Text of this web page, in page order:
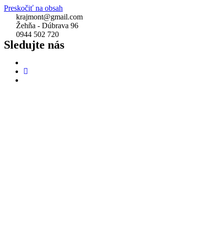
Preskočiť na obsah
krajmont@gmail.com
Žehňa - Dúbrava 96
0944 502 720
Sledujte nás